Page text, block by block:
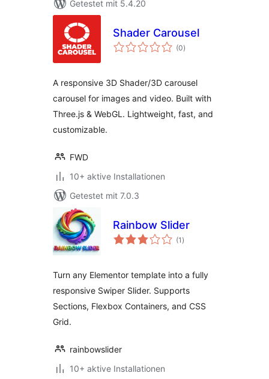
Getestet mit 5.4.20
Shader Carousel
(0Bewertungen
insgesamt
)
A responsive 3D Shader/3D carousel
carousel for images and video. Built with
Three.js & WebGL. Lightweight, fast, and
customizable.
FWD
10+ aktive Installationen
Getestet mit 7.0.3
Rainbow Slider
(1 Bewertungen
insgesamt
)
Turn any Elementor template into a fully
responsive Swiper Slider. Supports
Sections, Flexbox Containers, and CSS
Grid.
rainbowslider
10+ aktive Installationen